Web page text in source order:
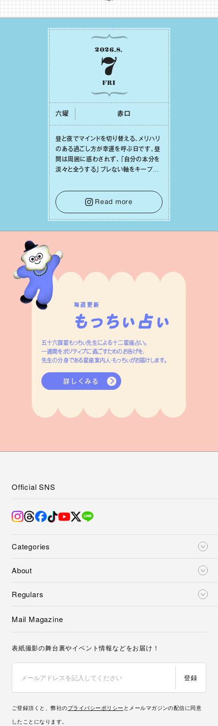
2026.8.
7
FRI
六曜 ⾚⼝
昼と夜でマインドを切り替える、メリハリ
のある過ごし⽅が幸運を呼ぶ⽇です。昼
間は周囲に惑わされず、「⾃分の本分を
淡々と全うする」ブレない軸をキープし
⾔葉に流されないよう、⼼にしっかりブ
レーキをかけること。この意識の切り替
えが、あなたに確かな安⼼感をもたらす
はずです。
Read more
毎週更新
五十六謀星もっちぃ先生による十二星座占い。
一週間をポジティブに過ごすためのお告げを、
先生の分身である星座案内人・もっちぃがお届けします。
詳しくみる
Categories
About
Regulars
Official SNS
Mail Magazine
表紙撮影の舞台裏やイベント情報などをお届け！
登録
ご登録頂くと、弊社のプライバシーポリシー とメールマガジンの配信に同意
したことになります。